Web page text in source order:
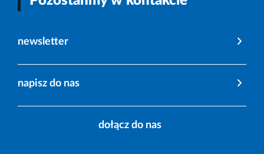
newsletter
napisz do nas
dołącz do nas